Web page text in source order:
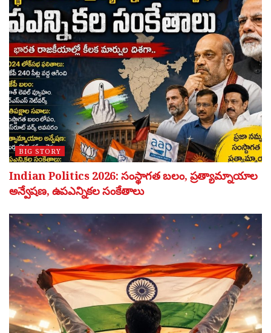
BIG STORY
Indian Politics 2026: సంస్థాగత బలం, ప్రత్యామ్నాయాల
అన్వేషణ, ఉపఎన్నికల సంకేతాలు